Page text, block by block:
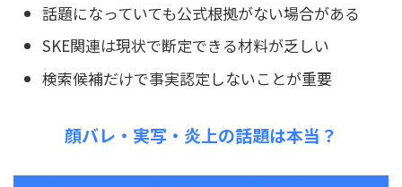
話題になっていても公式根拠がない場合がある
SKE関連は現状で断定できる材料が乏しい
検索候補だけで事実認定しないことが重要
顔バレ・実写・炎上の話題は本当？